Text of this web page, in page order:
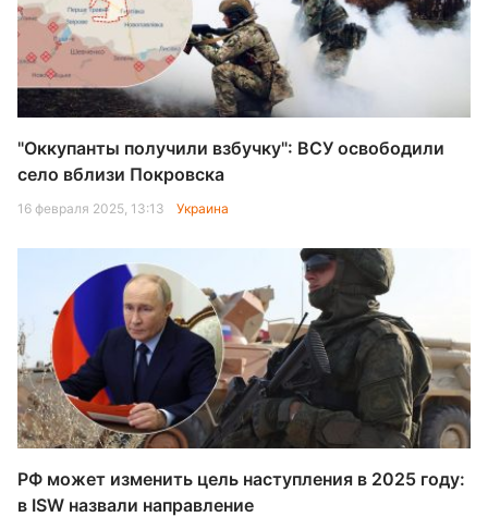
"Оккупанты получили взбучку": ВСУ освободили
село вблизи Покровска
16 февраля 2025, 13:13 Украина
РФ может изменить цель наступления в 2025 году:
в ISW назвали направление